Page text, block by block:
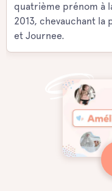
quatrième prénom à
2013, chevauchant
et Journee.